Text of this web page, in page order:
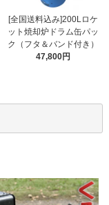
[全国送料込み]200Lロケ
ット焼却炉ドラム缶パッ
ク（フタ＆バンド付き）
47,800円